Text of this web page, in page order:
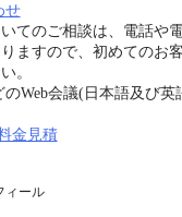
せ
てのご相談は、電話や
ますので、初めてのお
。
Web会議(日本語及び英
金見積
ィール